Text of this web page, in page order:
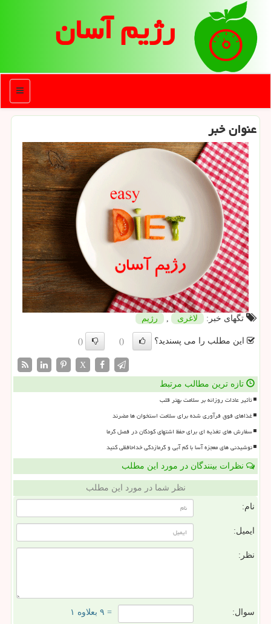
رژیم آسان
منو
عنوان خبر
تگهای خبر: لاغری رژیم
این مطلب را می پسندید؟ ()
()
X
تازه ترین مطالب مرتبط
تأثیر عادات روزانه بر سلامت بهتر قلب
غذاهای فوق فرآوری شده برای سلامت استخوان ها مضرند
سفارش های تغذیه ای برای حفظ اشتهای کودکان در فصل گرما
نوشیدنی های معجزه آسا با کم آبی و گرمازدگی خداحافظی کنید
نظرات بینندگان در مورد این مطلب
نظر شما در مورد این مطلب
نام:
ایمیل:
نظر:
سوال: = ۹ بعلاوه ۱